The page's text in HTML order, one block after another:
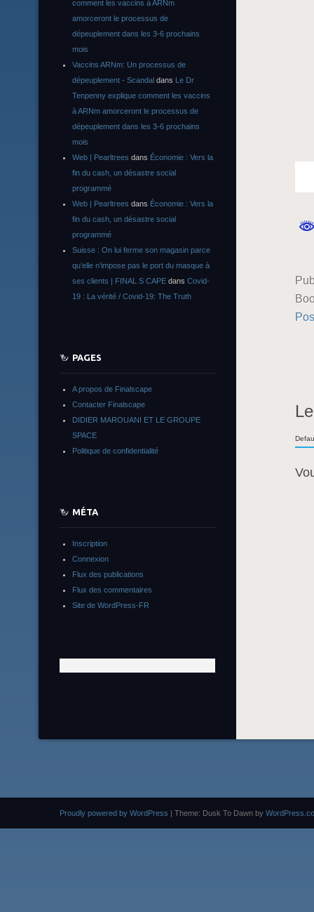
comment les vaccins à ARNm
amorceront le processus de
dépeuplement dans les 3-6 prochains
mois
Vaccins ARNm: Un processus de
dépeuplement - Scandal dans Le Dr
Tenpenny explique comment les vaccins
à ARNm amorceront le processus de
dépeuplement dans les 3-6 prochains
mois
Web | Pearltrees dans Économie : Vers la
fin du cash, un désastre social
programmé
Web | Pearltrees dans Économie : Vers la
fin du cash, un désastre social
programmé
Suisse : On lui ferme son magasin parce
qu’elle n’impose pas le port du masque à
ses clients | FINAL S CAPE dans Covid-
19 : La vérité / Covid-19: The Truth
PAGES
A propos de Finalscape
Contacter Finalscape
DIDIER MAROUANI ET LE GROUPE
SPACE
Politique de confidentialité
MÉTA
Inscription
Connexion
Flux des publications
Flux des commentaires
Site de WordPress-FR
Proudly powered by WordPress | Theme: Dusk To Dawn by